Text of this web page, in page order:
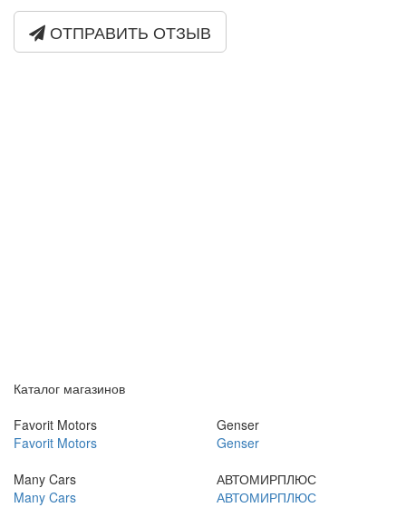
ОТПРАВИТЬ ОТЗЫВ
Каталог магазинов
Favorit Motors
Favorit Motors
Genser
Genser
Many Cars
Many Cars
АВТОМИРПЛЮС
АВТОМИРПЛЮС